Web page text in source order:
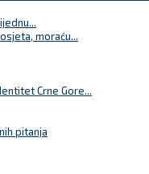
moraću...
Crne Gore...
pitanja